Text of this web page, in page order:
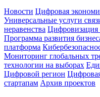
Новости Цифровая
Универсальные услуги
неравенства Цифровизация
Программа развития
платформа
Мониторинг глобальных
технологии на выборах
Цифровой регион
стартапам Архив проектов